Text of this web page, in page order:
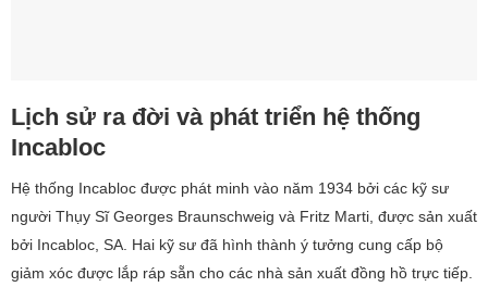
Lịch sử ra đời và phát triển hệ thống
Incabloc
Hệ thống Incabloc được phát minh vào năm 1934 bởi các kỹ sư
người Thụy Sĩ Georges Braunschweig và Fritz Marti, được sản xuất
bởi Incabloc, SA. Hai kỹ sư đã hình thành ý tưởng cung cấp bộ
giảm xóc được lắp ráp sẵn cho các nhà sản xuất đồng hồ trực tiếp.